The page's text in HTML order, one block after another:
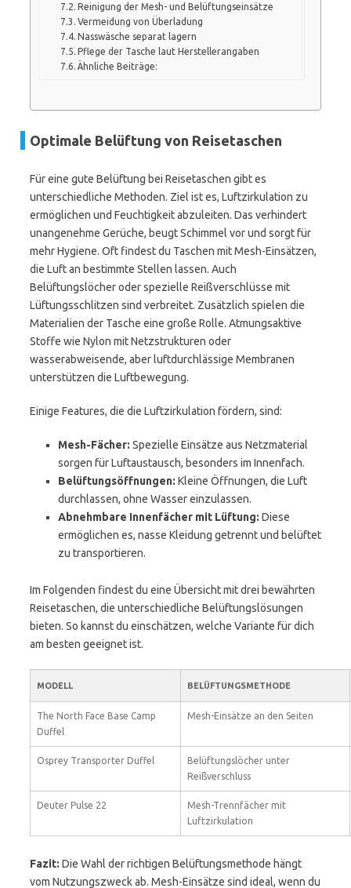
Reinigung der Mesh- und Belüftungseinsätze
Vermeidung von Überladung
Nasswäsche separat lagern
Pflege der Tasche laut Herstellerangaben
Ähnliche Beiträge:
Optimale Belüftung von Reisetaschen
Für eine gute Belüftung bei Reisetaschen gibt es
unterschiedliche Methoden. Ziel ist es, Luftzirkulation zu
ermöglichen und Feuchtigkeit abzuleiten. Das verhindert
unangenehme Gerüche, beugt Schimmel vor und sorgt für
mehr Hygiene. Oft findest du Taschen mit Mesh-Einsätzen,
die Luft an bestimmte Stellen lassen. Auch
Belüftungslöcher oder spezielle Reißverschlüsse mit
Lüftungsschlitzen sind verbreitet. Zusätzlich spielen die
Materialien der Tasche eine große Rolle. Atmungsaktive
Stoffe wie Nylon mit Netzstrukturen oder
wasserabweisende, aber luftdurchlässige Membranen
unterstützen die Luftbewegung.
Einige Features, die die Luftzirkulation fördern, sind:
Mesh-Fächer: Spezielle Einsätze aus Netzmaterial
sorgen für Luftaustausch, besonders im Innenfach.
Belüftungsöffnungen: Kleine Öffnungen, die Luft
durchlassen, ohne Wasser einzulassen.
Abnehmbare Innenfächer mit Lüftung: Diese
ermöglichen es, nasse Kleidung getrennt und belüftet
zu transportieren.
Im Folgenden findest du eine Übersicht mit drei bewährten
Reisetaschen, die unterschiedliche Belüftungslösungen
bieten. So kannst du einschätzen, welche Variante für dich
am besten geeignet ist.
MODELL BELÜFTUNGSMETHODE
The North Face Base Camp
Duffel
Mesh-Einsätze an den Seiten
Osprey Transporter Duffel
Belüftungslöcher unter
Reißverschluss
Deuter Pulse 22
Mesh-Trennfächer mit
Luftzirkulation
Fazit: Die Wahl der richtigen Belüftungsmethode hängt
vom Nutzungszweck ab. Mesh-Einsätze sind ideal, wenn du